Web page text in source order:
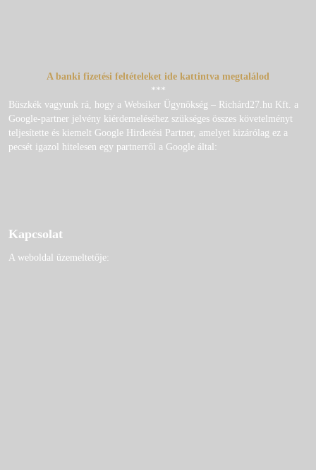
A banki fizetési feltételeket ide kattintva megtalálod
***
Büszkék vagyunk rá, hogy a Websiker Ügynökség – Richárd27.hu Kft. a
Google-partner jelvény kiérdemeléséhez szükséges összes követelményt
teljesítette és kiemelt Google Hirdetési Partner, amelyet kizárólag ez a
pecsét igazol hitelesen egy partnerről a Google által:
Kapcsolat
A weboldal üzemeltetője: